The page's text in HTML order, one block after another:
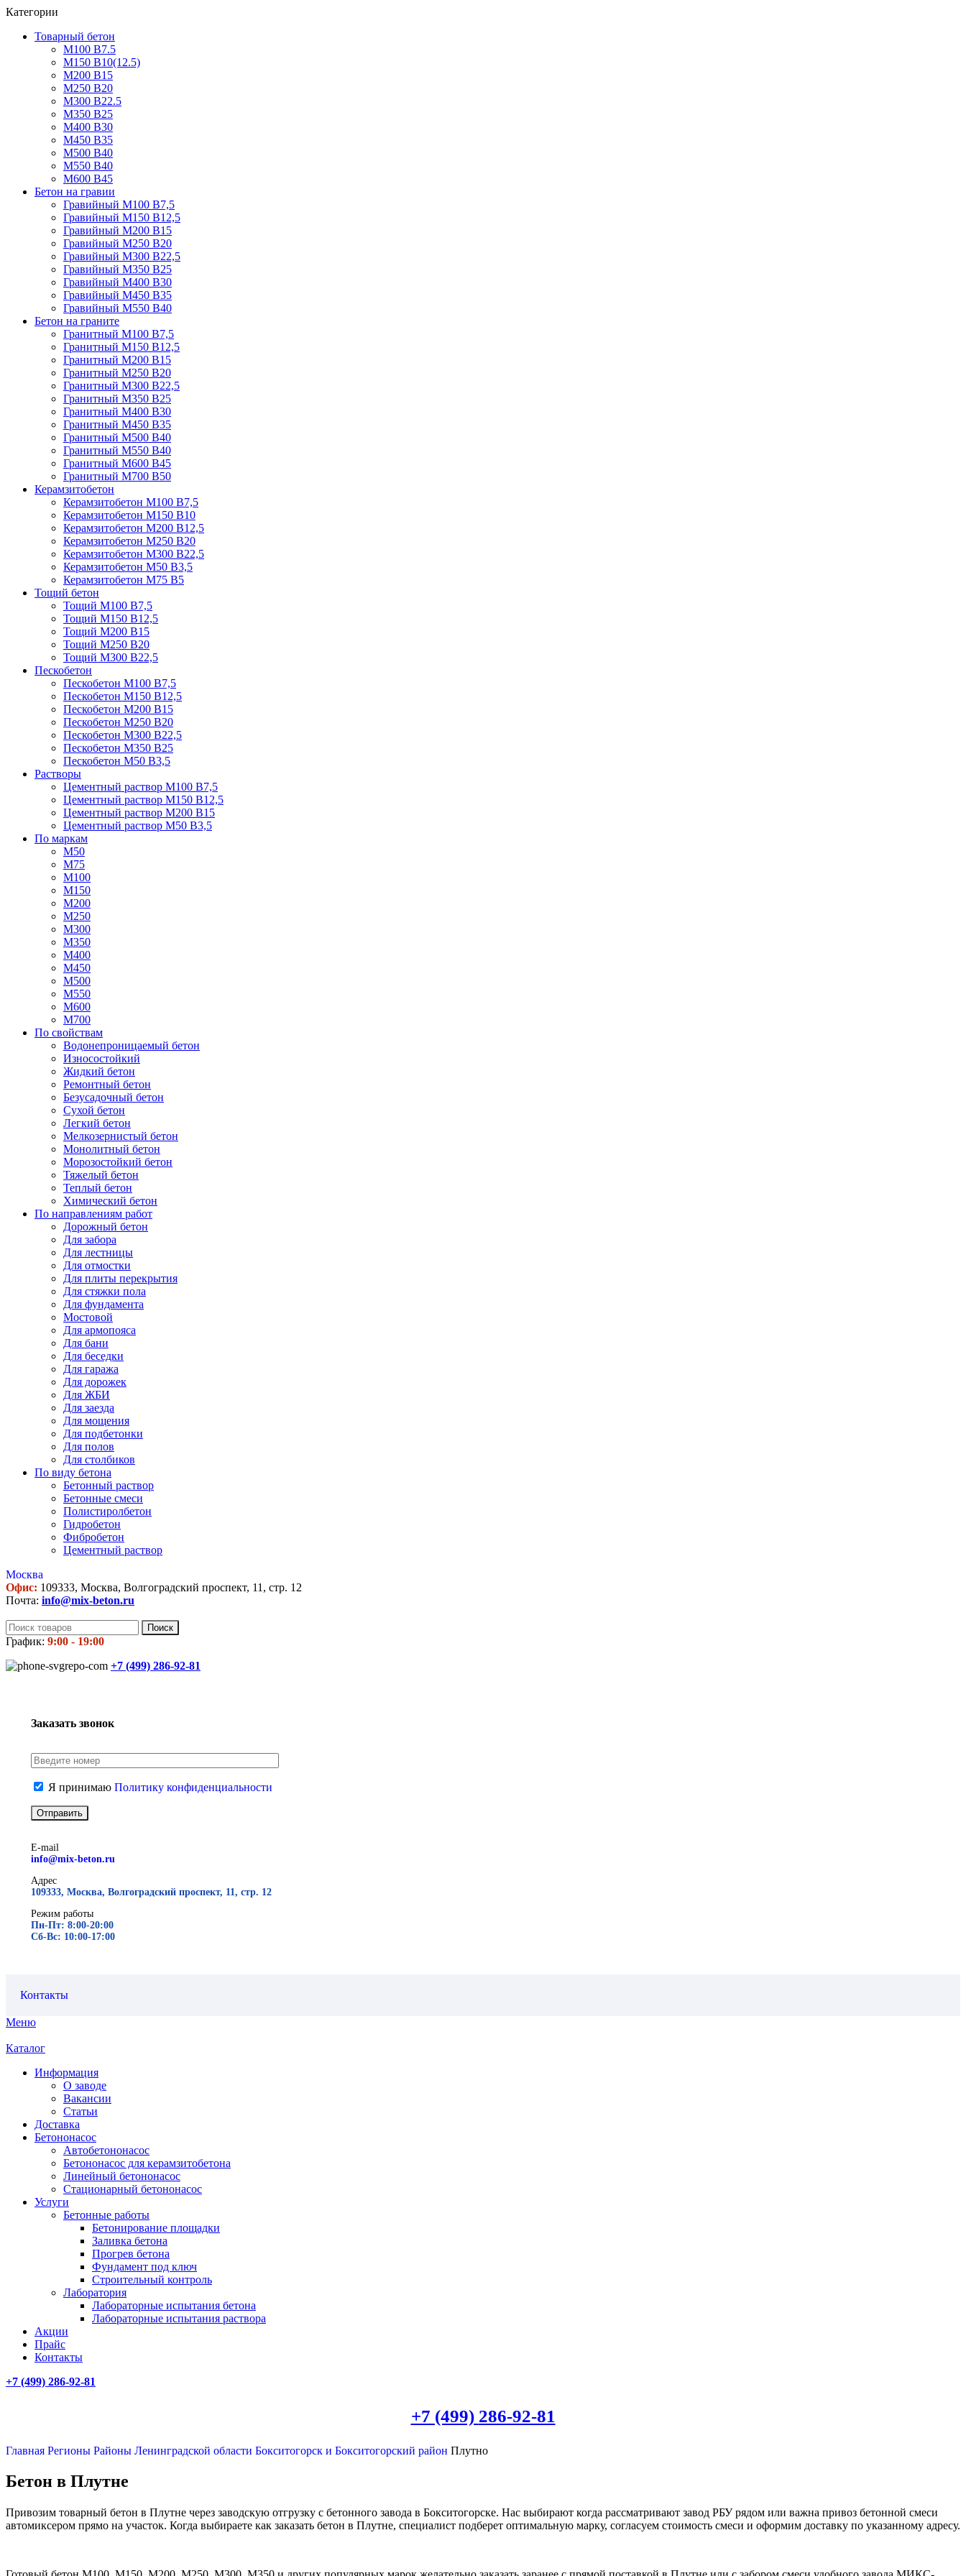
Категории
Товарный бетон
М100 В7.5
М150 В10(12.5)
М200 В15
М250 В20
М300 В22.5
М350 В25
М400 В30
М450 В35
М500 В40
М550 В40
М600 В45
Бетон на гравии
Гравийный М100 В7,5
Гравийный М150 В12,5
Гравийный М200 В15
Гравийный М250 В20
Гравийный М300 В22,5
Гравийный М350 В25
Гравийный М400 В30
Гравийный М450 В35
Гравийный М550 В40
Бетон на граните
Гранитный М100 В7,5
Гранитный М150 В12,5
Гранитный М200 В15
Гранитный М250 В20
Гранитный М300 В22,5
Гранитный М350 В25
Гранитный М400 В30
Гранитный М450 В35
Гранитный М500 В40
Гранитный М550 В40
Гранитный М600 В45
Гранитный М700 В50
Керамзитобетон
Керамзитобетон М100 В7,5
Керамзитобетон М150 В10
Керамзитобетон М200 В12,5
Керамзитобетон М250 В20
Керамзитобетон М300 В22,5
Керамзитобетон М50 В3,5
Керамзитобетон М75 В5
Тощий бетон
Тощий М100 В7,5
Тощий М150 В12,5
Тощий М200 В15
Тощий М250 В20
Тощий М300 В22,5
Пескобетон
Пескобетон М100 В7,5
Пескобетон М150 В12,5
Пескобетон М200 В15
Пескобетон М250 В20
Пескобетон М300 В22,5
Пескобетон М350 В25
Пескобетон М50 В3,5
Растворы
Цементный раствор М100 В7,5
Цементный раствор М150 В12,5
Цементный раствор М200 В15
Цементный раствор М50 В3,5
По маркам
М50
М75
М100
М150
М200
М250
М300
М350
М400
М450
М500
М550
М600
М700
По свойствам
Водонепроницаемый бетон
Износостойкий
Жидкий бетон
Ремонтный бетон
Безусадочный бетон
Сухой бетон
Легкий бетон
Мелкозернистый бетон
Монолитный бетон
Морозостойкий бетон
Тяжелый бетон
Теплый бетон
Химический бетон
По направлениям работ
Дорожный бетон
Для забора
Для лестницы
Для отмостки
Для плиты перекрытия
Для стяжки пола
Для фундамента
Мостовой
Для армопояса
Для бани
Для беседки
Для гаража
Для дорожек
Для ЖБИ
Для заезда
Для мощения
Для подбетонки
Для полов
Для столбиков
По виду бетона
Бетонный раствор
Бетонные смеси
Полистиролбетон
Гидробетон
Фибробетон
Цементный раствор
Москва
Офис: 109333, Москва, Волгоградский проспект, 11, стр. 12
Почта: info@mix-beton.ru
Поиск
График: 9:00 - 19:00
+7 (499) 286-92-81
Заказать звонок
Я принимаю Политику конфиденциальности
E-mail
info@mix-beton.ru
Адрес
109333, Москва, Волгоградский проспект, 11, стр. 12
Режим работы
Пн-Пт: 8:00-20:00
Сб-Вс: 10:00-17:00
Контакты
Меню
Каталог
Информация
О заводе
Вакансии
Статьи
Доставка
Бетононасос
Автобетононасос
Бетононасос для керамзитобетона
Линейный бетононасос
Стационарный бетононасос
Услуги
Бетонные работы
Бетонирование площадки
Заливка бетона
Прогрев бетона
Фундамент под ключ
Строительный контроль
Лаборатория
Лабораторные испытания бетона
Лабораторные испытания раствора
Акции
Прайс
Контакты
+7 (499) 286-92-81
+7 (499) 286-92-81
Главная Регионы Районы Ленинградской области Бокситогорск и Бокситогорский район Плутно
Бетон в Плутне
Привозим товарный бетон в Плутне через заводскую отгрузку с бетонного завода в Бокситогорске. Нас выбирают когда рассматривают завод РБУ рядом или важна привоз бетонной смеси
автомиксером прямо на участок. Когда выбираете как заказать бетон в Плутне, специалист подберет оптимальную марку, согласуем стоимость смеси и оформим доставку по указанному адресу.